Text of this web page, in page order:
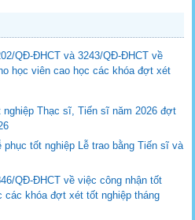
QĐ-ĐHCT và 3243/QĐ-ĐHCT về
học viên cao học các khóa đợt xét
nghiệp Thạc sĩ, Tiến sĩ năm 2026 đợt
tốt nghiệp Lễ trao bằng Tiến sĩ và
QĐ-ĐHCT về việc công nhận tốt
các khóa đợt xét tốt nghiệp tháng